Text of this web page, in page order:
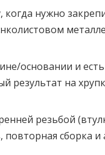
нужно
основании и
результат на
резьбой
повторная сборка и